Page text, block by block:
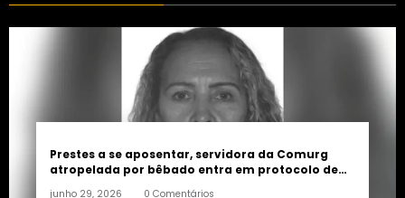
Prestes a se aposentar, servidora da Comurg
atropelada por bêbado entra em protocolo de
junho 29, 2026 0 Comentários